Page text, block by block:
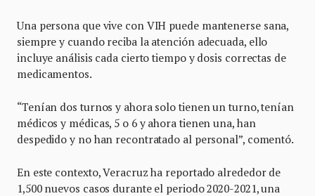
Una persona que vive con VIH puede mantenerse sana,
siempre y cuando reciba la atención adecuada, ello
incluye análisis cada cierto tiempo y dosis correctas de
medicamentos.
“Tenían dos turnos y ahora solo tienen un turno, tenían
médicos y médicas, 5 o 6 y ahora tienen una, han
despedido y no han recontratado al personal”, comentó.
En este contexto, Veracruz ha reportado alrededor de
1,500 nuevos casos durante el periodo 2020-2021, una